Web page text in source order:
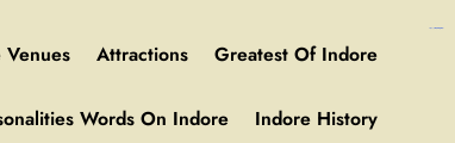
Attractions Greatest Of Indore
Words On Indore Indore History